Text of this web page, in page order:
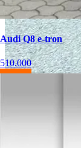
Audi Q8 e-tron
510.000